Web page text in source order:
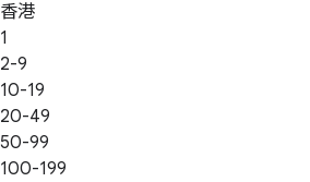
香港
1
2-9
10-19
20-49
50-99
100-199